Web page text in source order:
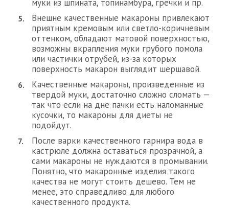
муки из шпината, топинамбура, гречки и пр.
Внешне качественные макароны привлекают
приятным кремовым или светло-коричневым
оттенком, обладают матовой поверхностью,
возможны вкрапления муки грубого помола
или частички отрубей, из-за которых
поверхность макарон выглядит шершавой.
Качественные макароны, произведенные из
твердой муки, достаточно сложно сломать —
так что если на дне пачки есть наломанные
кусочки, то макароны для диеты не
подойдут.
После варки качественного гарнира вода в
кастрюле должна оставаться прозрачной, а
сами макароны не нуждаются в промывании.
Понятно, что макаронные изделия такого
качества не могут стоить дешево. Тем не
менее, это справедливо для любого
качественного продукта.